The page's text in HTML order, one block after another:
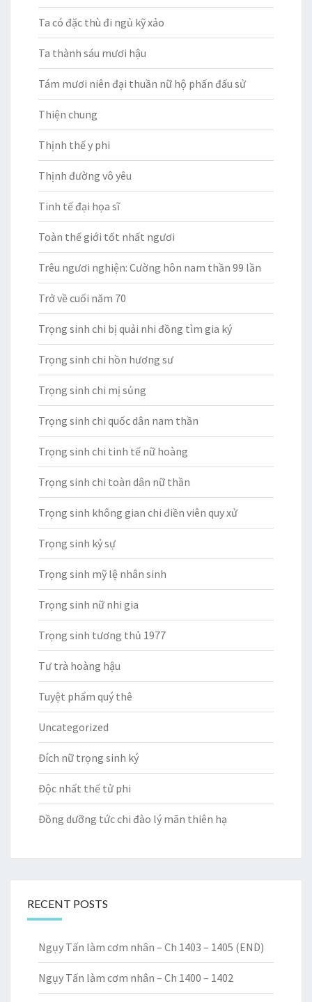
Ta có đặc thù đi ngủ kỹ xảo
Ta thành sáu mươi hậu
Tám mươi niên đại thuần nữ hộ phấn đấu sử
Thiện chung
Thịnh thế y phi
Thịnh đường vô yêu
Tinh tế đại họa sĩ
Toàn thế giới tốt nhất ngươi
Trêu ngươi nghiện: Cường hôn nam thần 99 lần
Trở về cuối năm 70
Trọng sinh chi bị quải nhi đồng tìm gia ký
Trọng sinh chi hồn hương sư
Trọng sinh chi mị sủng
Trọng sinh chi quốc dân nam thần
Trọng sinh chi tinh tế nữ hoàng
Trọng sinh chi toàn dân nữ thần
Trọng sinh không gian chi điền viên quy xử
Trọng sinh kỷ sự
Trọng sinh mỹ lệ nhân sinh
Trọng sinh nữ nhi gia
Trọng sinh tương thủ 1977
Tư trà hoàng hậu
Tuyệt phẩm quý thê
Uncategorized
Đích nữ trọng sinh ký
Độc nhất thế tử phi
Đồng dưỡng tức chi đào lý mãn thiên hạ
RECENT POSTS
Ngụy Tấn làm cơm nhân – Ch 1403 – 1405 (END)
Ngụy Tấn làm cơm nhân – Ch 1400 – 1402